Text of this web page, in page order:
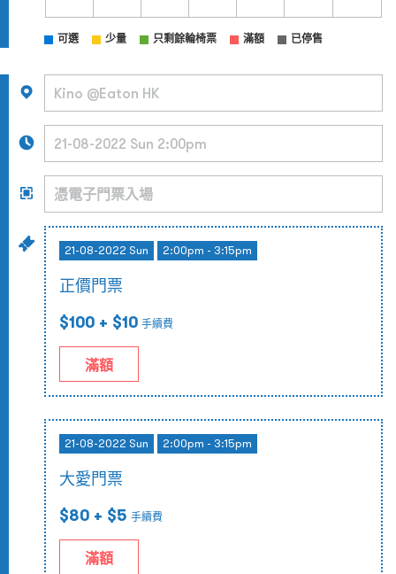
可選 少量 只剩餘輪椅票 滿額 已停售
21-08-2022 Sun 2:00pm - 3:15pm
正價門票
$100 + $10 手續費
滿額
21-08-2022 Sun 2:00pm - 3:15pm
大愛門票
$80 + $5 手續費
滿額